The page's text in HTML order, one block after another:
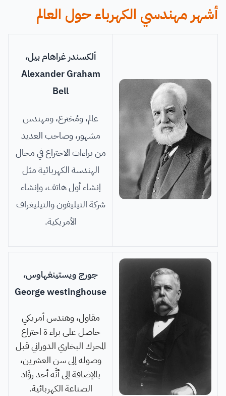
أشهر مهندسي الكهرباء حول العالم
ألكسندر غراهام بيل،
Alexander Graham
Bell
عالم، ومُخترع، ومهندس
مشهور، وصاحب العديد
من براءات الاختراع في مجال
الهندسة الكهربائية مثل
إنشاء أول هاتف، وإنشاء
شركة التيليفون والتيليغراف
الأمريكية.
جورج ويستينغهاوس،
George westinghouse
مقاول، وهندس أمريكي
حاصل على براء ة اختراع
المحرك البخاري الدوراني قبل
وصوله إلى سن العشرين،
بالإضافة إلى أنَّه أحد روَّاد
الصناعة الكهربائية.